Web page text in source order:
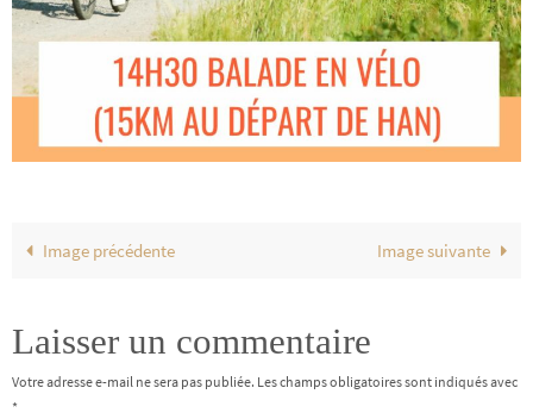
Image précédente Image suivante
Laisser un commentaire
Votre adresse e-mail ne sera pas publiée. Les champs obligatoires sont indiqués avec
*